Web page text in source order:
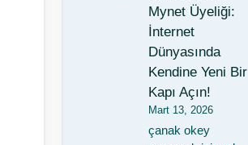
Mynet Üyeliği:
İnternet
Dünyasında
Kendine Yeni Bir
Kapı Açın!
Mart 13, 2026
çanak okey